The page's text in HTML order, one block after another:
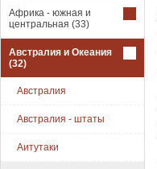
Африка - южная и
центральная (33)
Австралия и Океания
(32)
Австралия
Австралия - штаты
Аитутаки